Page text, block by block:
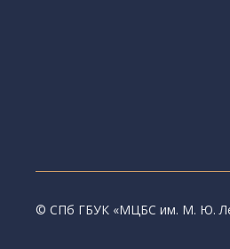
© CПб ГБУК «МЦБС им. М. Ю.